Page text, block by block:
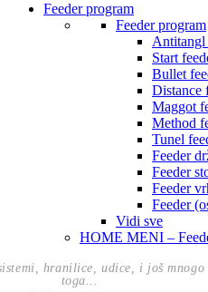
Feeder program
Feeder program
Antitangl
Start
Bullet
Distance
Maggot
Method
Tunel
Feeder
Feeder
Feeder
Feeder
Vidi sve
HOME MENI –
hranilice, udice, i još mnogo
toga...